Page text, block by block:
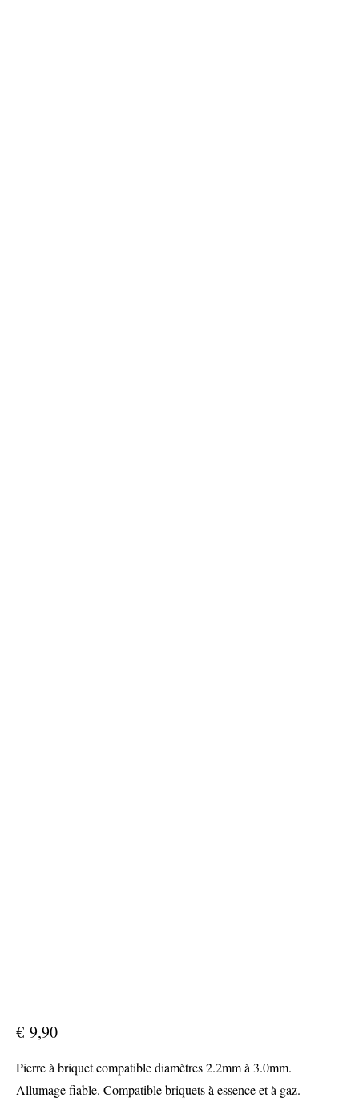
€ 9,90
Pierre à briquet compatible diamètres 2.2mm à 3.0mm.
Allumage fiable. Compatible briquets à essence et à gaz.